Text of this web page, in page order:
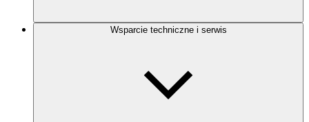
Wsparcie techniczne i serwis